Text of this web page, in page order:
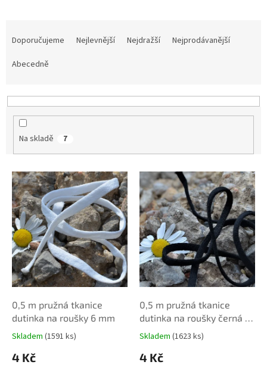
p
Doporučujeme Nejlevnější Nejdražší
Nejprodávanější
Abecedně
Na skladě 7
V
p
p
0,5 m pružná tkanice
dutinka na roušky 6 mm
Skladem (1591 ks)
4 Kč
0,5 m pružná tkanice
dutinka na roušky černá 6
mm
Skladem (1623 ks)
4 Kč